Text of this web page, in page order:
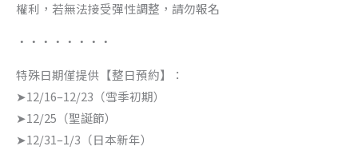
權利，若無法接受彈性調整，請勿報名
・・・・・・・・
特殊日期僅提供【整日預約】：
➤12/16–12/23（雪季初期）
➤12/25（聖誕節）
➤12/31–1/3（日本新年）